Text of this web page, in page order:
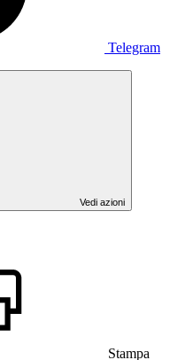
Telegram
Vedi azioni
Stampa